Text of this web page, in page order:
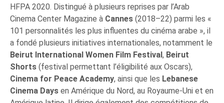
HFPA 2020. Distingué à plusieurs reprises par l’Arab
Cinema Center Magazine à Cannes (2018–22) parmi les «
101 personnalités les plus influentes du cinéma arabe », il
a fondé plusieurs initiatives internationales, notamment le
Beirut International Women Film Festival, Beirut
Shorts (festival permettant l’éligibilité aux Oscars),
Cinema for Peace Academy, ainsi que les Lebanese
Cinema Days en Amérique du Nord, au Royaume-Uni et en